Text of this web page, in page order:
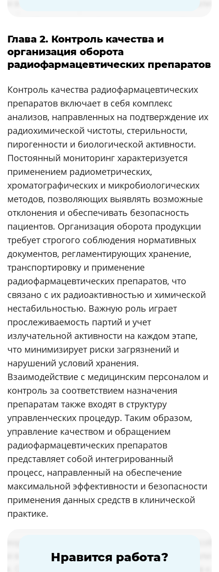
Глава 2. Контроль качества и
организация оборота
радиофармацевтических препаратов
Контроль качества радиофармацевтических
препаратов включает в себя комплекс
анализов, направленных на подтверждение их
радиохимической чистоты, стерильности,
пирогенности и биологической активности.
Постоянный мониторинг характеризуется
применением радиометрических,
хроматографических и микробиологических
методов, позволяющих выявлять возможные
отклонения и обеспечивать безопасность
пациентов. Организация оборота продукции
требует строгого соблюдения нормативных
документов, регламентирующих хранение,
транспортировку и применение
радиофармацевтических препаратов, что
связано с их радиоактивностью и химической
нестабильностью. Важную роль играет
прослеживаемость партий и учет
излучательной активности на каждом этапе,
что минимизирует риски загрязнений и
нарушений условий хранения.
Взаимодействие с медицинским персоналом и
контроль за соответствием назначения
препаратам также входят в структуру
управленческих процедур. Таким образом,
управление качеством и обращением
радиофармацевтических препаратов
представляет собой интегрированный
процесс, направленный на обеспечение
максимальной эффективности и безопасности
применения данных средств в клинической
практике.
Нравится работа?